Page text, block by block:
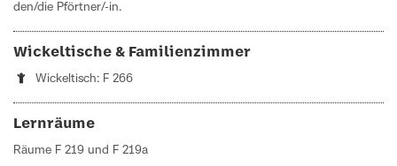
den/die Pförtner/-in.
Wickeltische & Familienzimmer
Wickeltisch: F 266
Lernräume
Räume F 219 und F 219a